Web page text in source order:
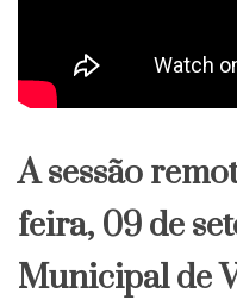
A sessão
feira, 09 de
Municipal de